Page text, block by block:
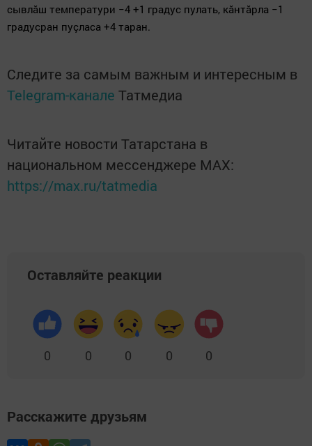
сывлăш температури −4 +1 градус пулать, кăнтăрла −1
градусран пуçласа +4 таран.
Следите за самым важным и интересным в
Telegram-канале Татмедиа
Читайте новости Татарстана в
национальном мессенджере MАХ:
https://max.ru/tatmedia
Оставляйте реакции
0 0 0 0 0
Расскажите друзьям